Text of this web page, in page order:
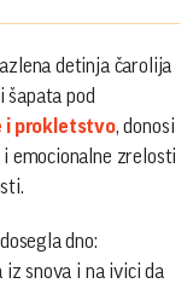
detinja čarolija
šapata pod
i prokletstvo, donosi
emocionalne zrelosti
dno:
snova i na ivici da